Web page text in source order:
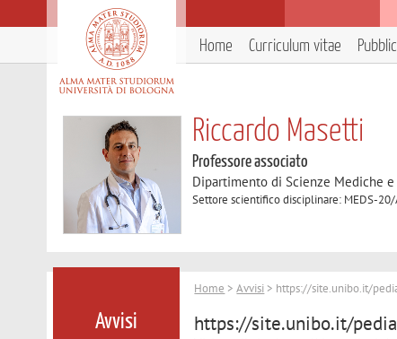
Home Curriculum vitae
Riccardo Masetti
Professore associato
Dipartimento di Scienze Mediche
Settore scientifico disciplinare: MEDS-
Avvisi
Home >Avvisi > https://site.unibo.it/
https://site.unibo.it/